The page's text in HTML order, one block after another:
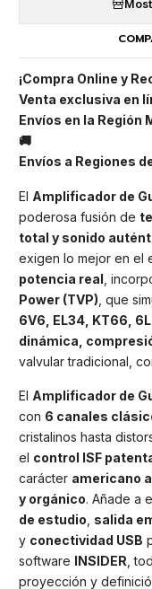
¡Compra Online y
Venta exclusiva en
Envíos en la Región
🚚
Envíos a Regiones
El Amplificador de
poderosa fusión de
total y sonido
exigen lo mejor en el
potencia real ,
Power (TVP) , que
6V6, EL34, KT66,
dinámica,
valvular tradicional,
El Amplificador de
con 6 canales
cristalinos hasta
el control ISF
carácter americano
y orgánico. Añade a
de estudio, salida
y conectividad USB
software INSIDER,
proyección y